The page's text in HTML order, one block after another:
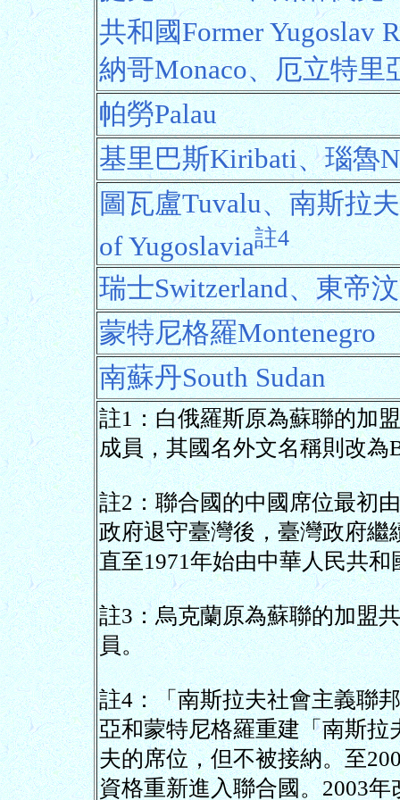
共和國Former Yugoslav
納哥Monaco、厄立特里
帕勞Palau
基里巴斯Kiribati、瑙魯
圖瓦盧Tuvalu、南斯拉
of Yugoslavia註4
瑞士Switzerland、東帝
蒙特尼格羅Montenegro
南蘇丹South Sudan
註1：白俄羅斯原為蘇聯的加
成員，其國名外文名稱則改為
註2：聯合國的中國席位最初
政府退守臺灣後，臺灣政府
直至1971年始由中華人民共
註3：烏克蘭原為蘇聯的加盟
員。
註4：「南斯拉夫社會主義聯
亞和蒙特尼格羅重建「南斯
夫的席位，但不被接納。至
資格重新進入聯合國。2003